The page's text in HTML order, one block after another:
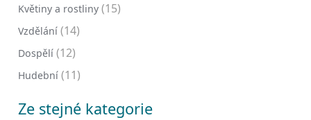
Květiny a rostliny (15)
Vzdělání (14)
Dospělí (12)
Hudební (11)
Ze stejné kategorie